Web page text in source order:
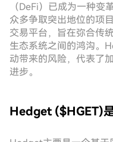
（DeFi）已成为一种变
众多争取突出地位的项
交易平台，旨在弥合传
生态系统之间的鸿沟。
动带来的风险，代表了
进步。
Hedget ($HGET)